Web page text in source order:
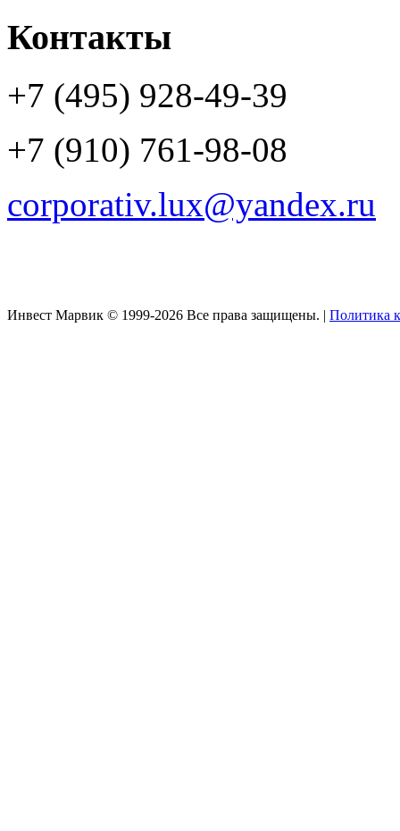
Контакты
+7 (495) 928-49-39
+7 (910) 761-98-08
corporativ.lux@yandex.ru
Инвест Марвик © 1999-2026 Все права защищены. | Политика